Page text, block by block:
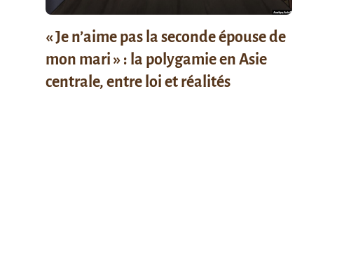
« Je n’aime pas la seconde épouse de
mon mari » : la polygamie en Asie
centrale, entre loi et réalités